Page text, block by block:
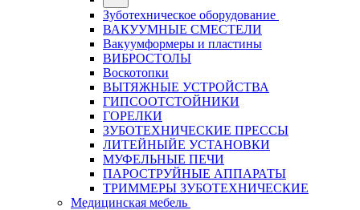
Зуботехническое оборудование
ВАКУУМНЫЕ СМЕСТЕЛИ
Вакуумформеры и пластины
ВИБРОСТОЛЫ
Воскотопки
ВЫТЯЖНЫЕ УСТРОЙСТВА
ГИПСООТСТОЙНИКИ
ГОРЕЛКИ
ЗУБОТЕХНИЧЕСКИЕ ПРЕССЫ
ЛИТЕЙНЫЙЕ УСТАНОВКИ
МУФЕЛЬНЫЕ ПЕЧИ
ПАРОСТРУЙНЫЕ АППАРАТЫ
ТРИММЕРЫ ЗУБОТЕХНИЧЕСКИЕ
Медицинская мебель